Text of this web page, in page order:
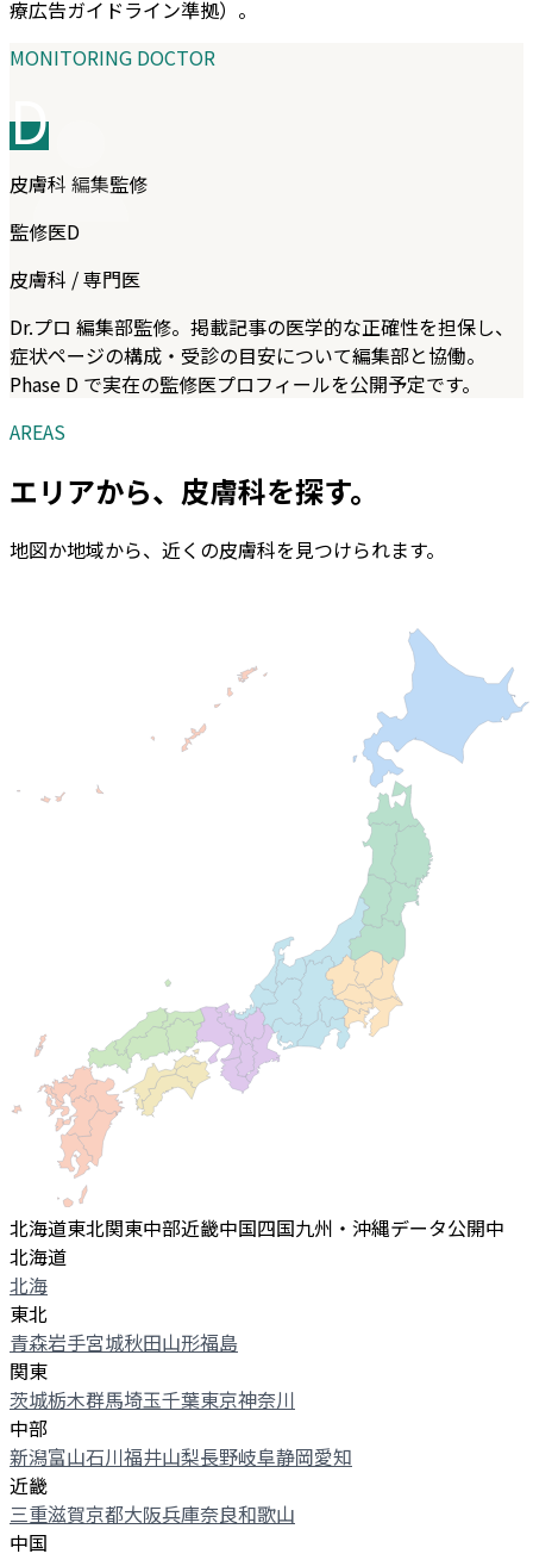
療広告ガイドライン準拠）。
MONITORING DOCTOR
D
皮膚科 編集監修
監修医D
皮膚科 / 専門医
Dr.プロ 編集部監修。掲載記事の医学的な正確性を担保し、
症状ページの構成・受診の目安について編集部と協働。
Phase D で実在の監修医プロフィールを公開予定です。
AREAS
エリアから、 皮膚科を探す。
地図か地域から、近くの皮膚科を見つけられます。
北海道東北関東中部近畿中国四国九州・沖縄データ公開中
北海道
北海
東北
青森岩手宮城秋田山形福島
関東
茨城栃木群馬埼玉千葉東京神奈川
中部
新潟富山石川福井山梨長野岐阜静岡愛知
近畿
三重滋賀京都大阪兵庫奈良和歌山
中国